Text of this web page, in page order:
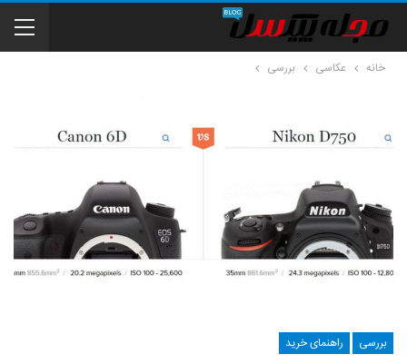
خانه عکاسی بررسی
بررسی راهنمای خرید